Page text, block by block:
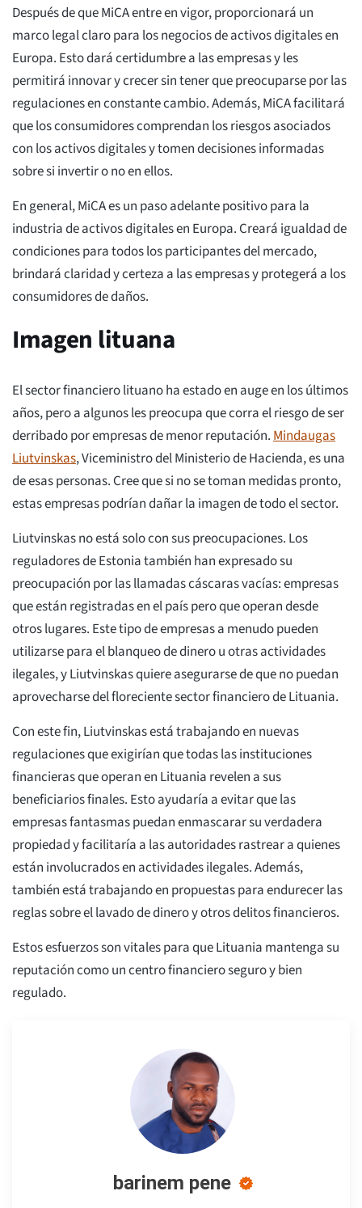
Después de que MiCA entre en vigor, proporcionará un
marco legal claro para los negocios de activos digitales en
Europa. Esto dará certidumbre a las empresas y les
permitirá innovar y crecer sin tener que preocuparse por las
regulaciones en constante cambio. Además, MiCA facilitará
que los consumidores comprendan los riesgos asociados
con los activos digitales y tomen decisiones informadas
sobre si invertir o no en ellos.
En general, MiCA es un paso adelante positivo para la
industria de activos digitales en Europa. Creará igualdad de
condiciones para todos los participantes del mercado,
brindará claridad y certeza a las empresas y protegerá a los
consumidores de daños.
Imagen lituana
El sector financiero lituano ha estado en auge en los últimos
años, pero a algunos les preocupa que corra el riesgo de ser
derribado por empresas de menor reputación. Mindaugas
Liutvinskas, Viceministro del Ministerio de Hacienda, es una
de esas personas. Cree que si no se toman medidas pronto,
estas empresas podrían dañar la imagen de todo el sector.
Liutvinskas no está solo con sus preocupaciones. Los
reguladores de Estonia también han expresado su
preocupación por las llamadas cáscaras vacías: empresas
que están registradas en el país pero que operan desde
otros lugares. Este tipo de empresas a menudo pueden
utilizarse para el blanqueo de dinero u otras actividades
ilegales, y Liutvinskas quiere asegurarse de que no puedan
aprovecharse del floreciente sector financiero de Lituania.
Con este fin, Liutvinskas está trabajando en nuevas
regulaciones que exigirían que todas las instituciones
financieras que operan en Lituania revelen a sus
beneficiarios finales. Esto ayudaría a evitar que las
empresas fantasmas puedan enmascarar su verdadera
propiedad y facilitaría a las autoridades rastrear a quienes
están involucrados en actividades ilegales. Además,
también está trabajando en propuestas para endurecer las
reglas sobre el lavado de dinero y otros delitos financieros.
Estos esfuerzos son vitales para que Lituania mantenga su
reputación como un centro financiero seguro y bien
regulado.
barinem pene